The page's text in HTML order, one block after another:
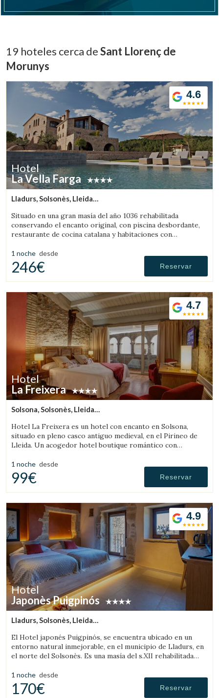
19 hoteles cerca deSant Llorenç de
Morunys
4.6
Hotel
La Vella Farga
Lladurs, Solsonès, Lleida
Situado en una gran masía del año 1036 rehabilitada
conservando el encanto original, con piscina desbordante,
restaurante de cocina catalana y habitaciones con
lujo.
1 noche desde
246€ Reservar
4.7
Hotel
La Freixera
Solsona, Solsonès, Lleida
Hotel La Freixera es un hotel con encanto en Solsona,
situado en pleno casco antiguo medieval, en el Pirineo de
Lleida. Un acogedor hotel boutique romántico con
madera y la historia crean una atmósfera única.
1 noche desde
99€ Reservar
4.9
Hotel
Japonès Puigpinós
Lladurs, Solsonès, Lleida
El Hotel japonés Puigpinós, se encuentra ubicado en un
entorno natural inmejorable, en el municipio de Lladurs, en
el norte del Solsonès. Es una masía del s.XII rehabilitada
diseño y ambientación minimalista y elegante de estilo
japonés.
1 noche desde
170€ Reservar